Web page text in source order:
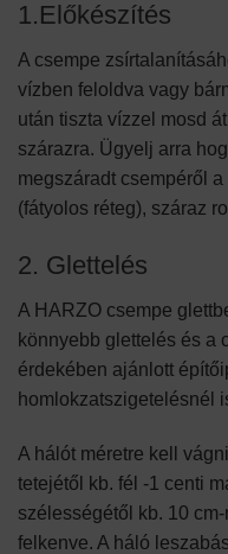
1.Előkészítés
A csempe
vízben feloldva vagy
után tiszta vízzel mosd
szárazra. Ügyelj arra
megszáradt csempéről
(fátyolos réteg), száraz
2. Glettelés
A HARZO csempe
könnyebb glettelés és a
érdekében ajánlott
homlokzatszigetelésnél
A hálót méretre kell
tetejétől kb. fél -1 centi
szélességétől kb. 10
felkenve. A háló